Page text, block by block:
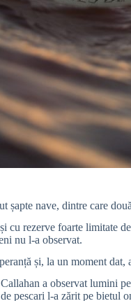
șapte nave, dintre care
rezerve foarte limitate
nu l-a observat.
și, la un moment dat,
a observat lumini
pescari l-a zărit pe bietul